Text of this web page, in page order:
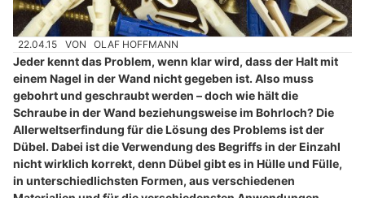
22.04.15 VON OLAF HOFFMANN
Jeder kennt das Problem, wenn klar wird, dass der Halt mit
einem Nagel in der Wand nicht gegeben ist. Also muss
gebohrt und geschraubt werden – doch wie hält die
Schraube in der Wand beziehungsweise im Bohrloch? Die
Allerweltserfindung für die Lösung des Problems ist der
Dübel. Dabei ist die Verwendung des Begriffs in der Einzahl
nicht wirklich korrekt, denn Dübel gibt es in Hülle und Fülle,
in unterschiedlichsten Formen, aus verschiedenen